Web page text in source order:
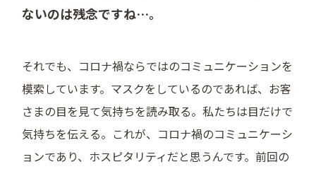
ないのは残念ですね…。
それでも、コロナ禍ならではのコミュニケーションを
模索しています。マスクをしているのであれば、お客
さまの目を見て気持ちを読み取る。私たちは目だけで
気持ちを伝える。これが、コロナ禍のコミュニケーシ
ョンであり、ホスピタリティだと思うんです。前回の